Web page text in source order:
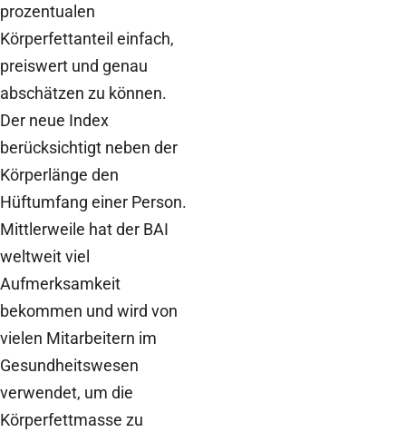
prozentualen
Körperfettanteil einfach,
preiswert und genau
abschätzen zu können.
Der neue Index
berücksichtigt neben der
Körperlänge den
Hüftumfang einer Person.
Mittlerweile hat der BAI
weltweit viel
Aufmerksamkeit
bekommen und wird von
vielen Mitarbeitern im
Gesundheitswesen
verwendet, um die
Körperfettmasse zu